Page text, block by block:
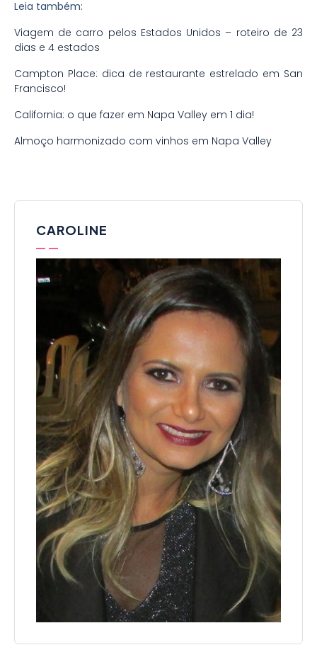
Leia também:
Viagem de carro pelos Estados Unidos – roteiro de 23
dias e 4 estados
Campton Place: dica de restaurante estrelado em San
Francisco!
California: o que fazer em Napa Valley em 1 dia!
Almoço harmonizado com vinhos em Napa Valley
CAROLINE